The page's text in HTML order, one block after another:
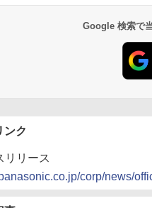
Google 検索で
ンク
リース
corp/news/